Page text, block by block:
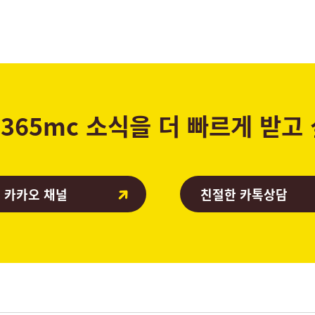
365mc 소식을 더 빠르게 받고
카오 채널 친절한 카톡상담